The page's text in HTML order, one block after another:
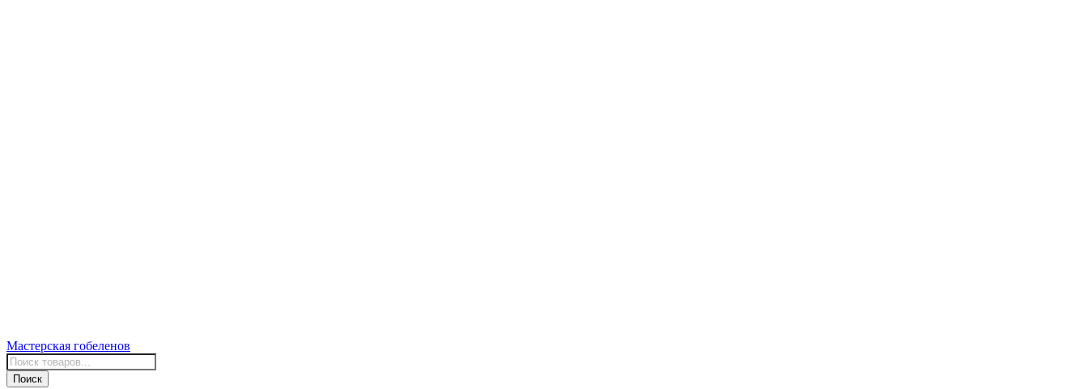
Мастерская гобеленов
Поиск
товаров
Поиск